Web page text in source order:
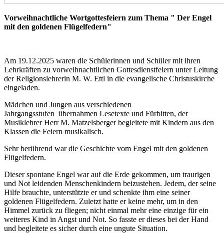
Vorweihnachtliche Wortgottesfeiern zum Thema " Der Engel
mit den goldenen Flügelfedern"
Am 19.12.2025 waren die Schülerinnen und Schüler mit ihren
Lehrkräften zu vorweihnachtlichen Gottesdienstfeiern unter Leitung
der Religionslehrerin M. W. Ettl in die evangelische Christuskirche
eingeladen.
Mädchen und Jungen aus verschiedenen
Jahrgangsstufen übernahmen Lesetexte und Fürbitten, der
Musiklehrer Herr M. Matzelsberger begleitete mit Kindern aus den
Klassen die Feiern musikalisch.
Sehr berührend war die Geschichte vom Engel mit den goldenen
Flügelfedern.
Dieser spontane Engel war auf die Erde gekommen, um traurigen
und Not leidenden Menschenkindern beizustehen. Jedem, der seine
Hilfe brauchte, unterstützte er und schenkte ihm eine seiner
goldenen Flügelfedern. Zuletzt hatte er keine mehr, um in den
Himmel zurück zu fliegen; nicht einmal mehr eine einzige für ein
weiteres Kind in Angst und Not. So fasste er dieses bei der Hand
und begleitete es sicher durch eine ungute Situation.